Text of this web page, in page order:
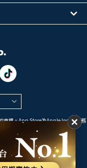
商標。App Store為Apple Inc. 的服務
標。
話